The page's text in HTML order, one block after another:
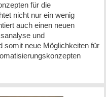
für die
nicht nur ein wenig
auch einen neuen
und
somit neue Möglichkeiten für